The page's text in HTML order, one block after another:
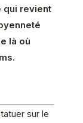
qui revient
là où
sur le